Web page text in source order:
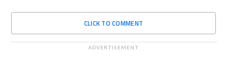
CLICK TO COMMENT
ADVERTISEMENT